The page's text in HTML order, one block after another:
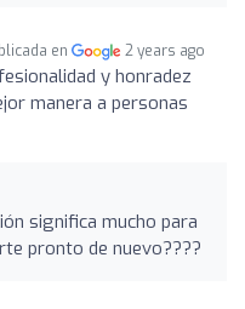
en 2 years ago
y honradez
manera a personas
significa mucho para
pronto de nuevo????